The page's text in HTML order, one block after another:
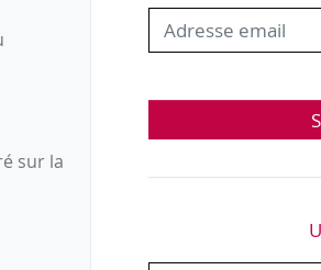
sur la